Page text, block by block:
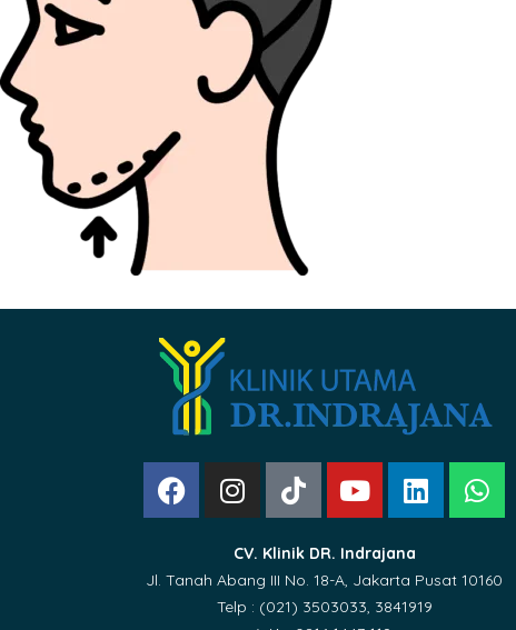
CV. Klinik DR. Indrajana
Jl. Tanah Abang III No. 18-A, Jakarta Pusat 10160
Telp : (021) 3503033, 3841919